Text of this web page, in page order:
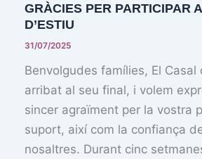
GRÀCIES PER PARTICIPAR
D’ESTIU
31/07/2025
Benvolgudes famílies, El Casal
arribat al seu final, i volem
sincer agraïment per la vostra
suport, així com la confiança
nosaltres. Durant cinc